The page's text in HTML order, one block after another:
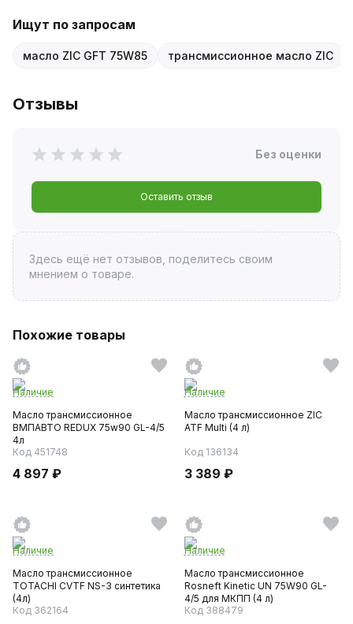
Ищут по запросам
масло ZIC GFT 75W85 трансмиссионное масло ZIC
Отзывы
Без оценки
Оставить отзыв
Здесь ещё нет отзывов, поделитесь своим
мнением о товаре.
Похожие товары
Наличие
Масло трансмиссионное
ВМПАВТО REDUX 75w90 GL-4/5
4л
Код 451748
4 897 ₽
Наличие
Масло трансмиссионное ZIC
ATF Multi (4 л)
Код 136134
3 389 ₽
Наличие
Масло трансмиссионное
TOTACHI CVTF NS-3 синтетика
(4л)
Код 362164
Наличие
Масло трансмиссионное
Rosneft Kinetic UN 75W90 GL-
4/5 для МКПП (4 л)
Код 388479